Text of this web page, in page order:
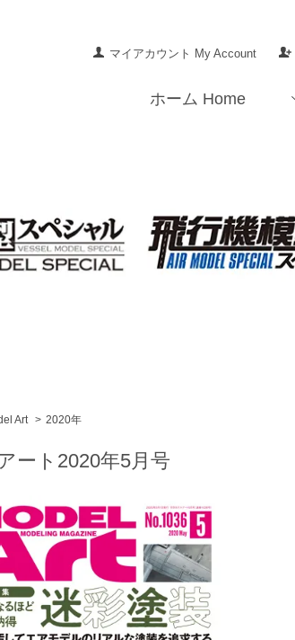
マイアカウント My Account
ホーム Home
Art > 2020年
ート2020年5月号